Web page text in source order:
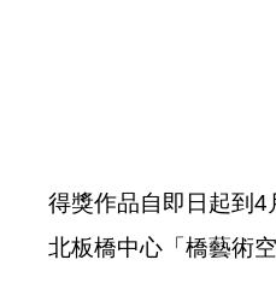
得獎作品自即日起到
北板橋中心「橋藝術空